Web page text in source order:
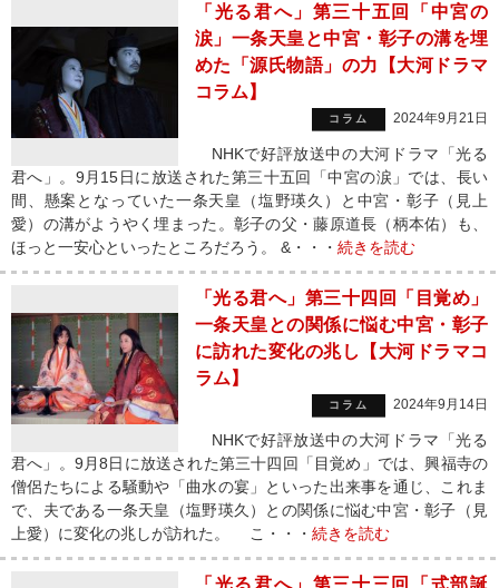
「光る君へ」第三十五回「中宮の
涙」一条天皇と中宮・彰子の溝を埋
めた「源氏物語」の力【大河ドラマ
コラム】
コラム 2024年9月21日
NHKで好評放送中の大河ドラマ「光る
君へ」。9月15日に放送された第三十五回「中宮の涙」では、長い
間、懸案となっていた一条天皇（塩野瑛久）と中宮・彰子（見上
愛）の溝がようやく埋まった。彰子の父・藤原道長（柄本佑）も、
ほっと一安心といったところだろう。 &・・・ 続きを読む
「光る君へ」第三十四回「目覚め」
一条天皇との関係に悩む中宮・彰子
に訪れた変化の兆し【大河ドラマコ
ラム】
コラム 2024年9月14日
NHKで好評放送中の大河ドラマ「光る
君へ」。9月8日に放送された第三十四回「目覚め」では、興福寺の
僧侶たちによる騒動や「曲水の宴」といった出来事を通じ、これま
で、夫である一条天皇（塩野瑛久）との関係に悩む中宮・彰子（見
上愛）に変化の兆しが訪れた。 こ・・・ 続きを読む
「光る君へ」第三十三回「式部誕